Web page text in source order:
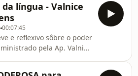
por este estudo, e
com mais
da língua - Valnice
00:07:45
e reflexivo sôbre o poder
pela Ap. Valnice